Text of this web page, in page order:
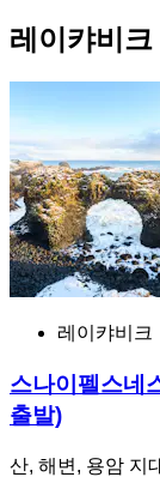
레이캬비크
레이캬비크
스나이펠스네
출발)
산, 해변, 용암 지